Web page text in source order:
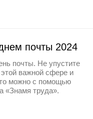
почты 2024
почты. Не упустите
этой важной сфере и
можно с помощью
«Знамя труда».